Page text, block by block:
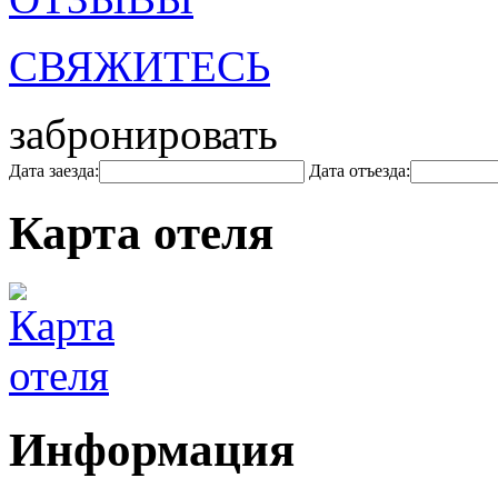
СВЯЖИТЕСЬ
забронировать
Дата заезда: Дата отъезда:
Карта отеля
Информация